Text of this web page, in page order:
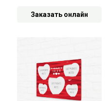
Заказать онлайн